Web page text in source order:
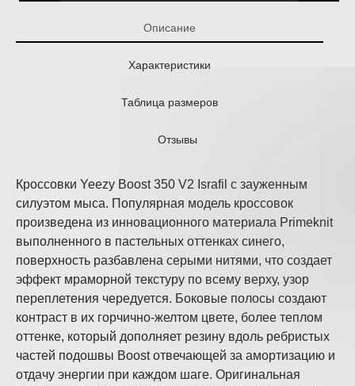
Описание
Характеристики
Таблица размеров
Отзывы
Кроссовки Yeezy Boost 350 V2 Israfil с зауженным
силуэтом мыса. Популярная модель кроссовок
произведена из инновационного материала Primeknit
выполненного в пастельных оттенках синего,
поверхность разбавлена серыми нитями, что создает
эффект мраморной текстуру по всему верху, узор
переплетения чередуется. Боковые полосы создают
контраст в их горчично-желтом цвете, более теплом
оттенке, который дополняет резину вдоль ребристых
частей подошвы Boost отвечающей за амортизацию и
отдачу энергии при каждом шаге. Оригинальная